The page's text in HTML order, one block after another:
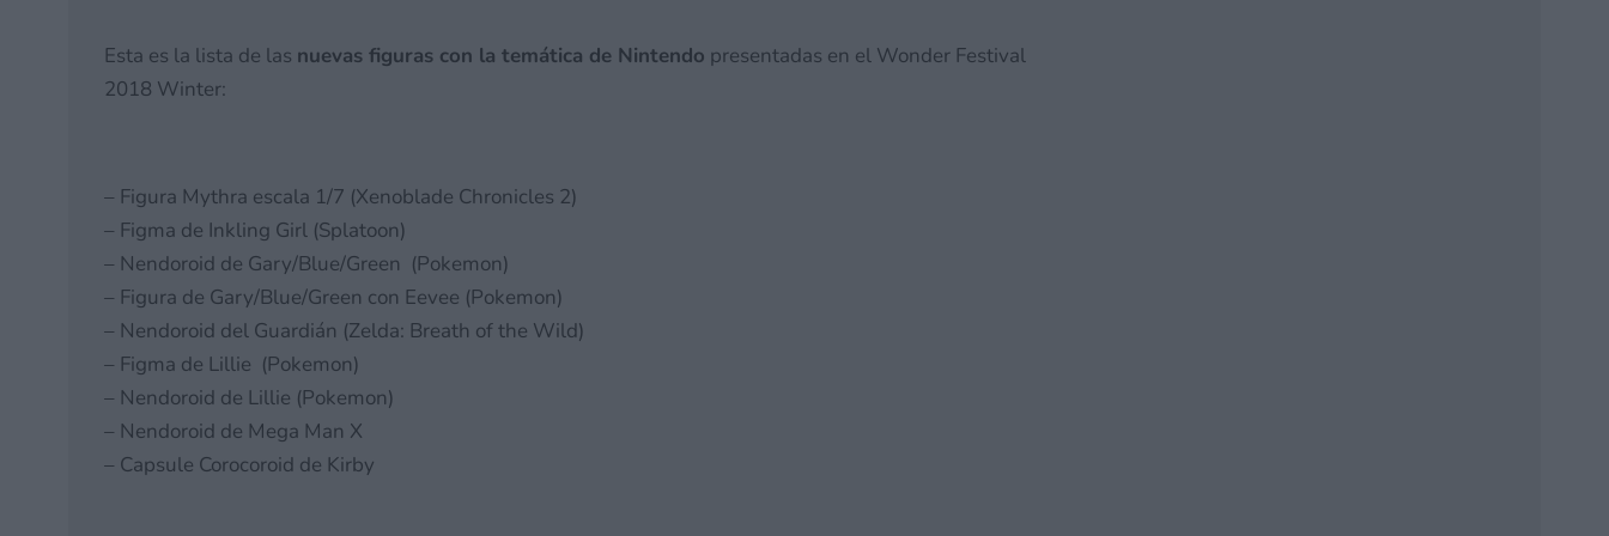
Esta es la lista de las nuevas figuras con la temática de Nintendo presentadas en el Wonder Festival
2018 Winter:
– Figura Mythra escala 1/7 (Xenoblade Chronicles 2)
– Figma de Inkling Girl (Splatoon)
– Nendoroid de Gary/Blue/Green (Pokemon)
– Figura de Gary/Blue/Green con Eevee (Pokemon)
– Nendoroid del Guardián (Zelda: Breath of the Wild)
– Figma de Lillie (Pokemon)
– Nendoroid de Lillie (Pokemon)
– Nendoroid de Mega Man X
– Capsule Corocoroid de Kirby